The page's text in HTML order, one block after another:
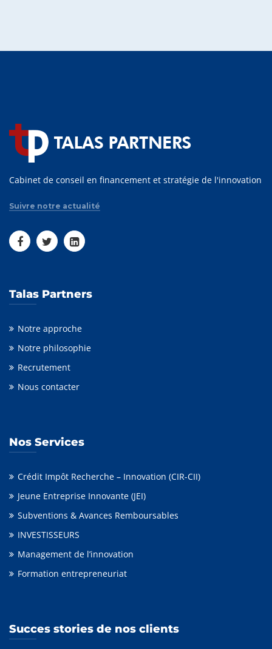
Cabinet de conseil en financement et stratégie de l'innovation
Suivre notre actualité
Talas Partners
Notre approche
Notre philosophie
Recrutement
Nous contacter
Nos Services
Crédit Impôt Recherche – Innovation (CIR-CII)
Jeune Entreprise Innovante (JEI)
Subventions & Avances Remboursables
INVESTISSEURS
Management de l’innovation
Formation entrepreneuriat
Succes stories de nos clients